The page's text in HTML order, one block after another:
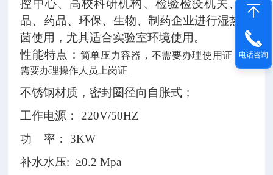
控中心、高校科研机构、检验检疫机关、食
品、药品、环保、生物、制药企业进行湿热灭
菌使用，尤其适合实验室环境使用。
性能特点： 简单压力容器，不需要办理使用证，不
需要办理操作人员上岗证
不锈钢材质，密封圈径向自胀式；
工作电源：
220V/50HZ
功
率：
3KW
补水水压:≥0.2 Mpa
电话咨询